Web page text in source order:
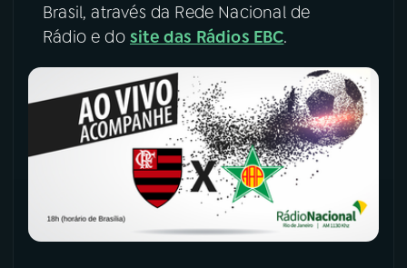
TikTok
Brasil, através da Rede Nacional de
Rádio e do site das Rádios EBC.